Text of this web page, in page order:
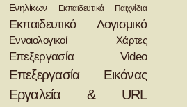
Ενηλίκων
Εκπαιδευτικά Παιχνίδια
Εκπαιδευτικό Λογισμικό
Εννοιολογικοί Χάρτες
Επεξεργασία Video
Επεξεργασία Εικόνας
Εργαλεία & URL